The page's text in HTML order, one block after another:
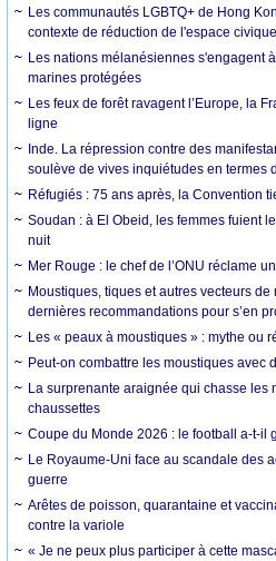
Les communautés LGBTQ+ de Hong
contexte de réduction de l'espace civique
Les nations mélanésiennes s'engagent
marines protégées
Les feux de forêt ravagent l’Europe, la
ligne
Inde. La répression contre des
soulève de vives inquiétudes en termes
Réfugiés : 75 ans après, la Convention
Soudan : à El Obeid, les femmes fuient
nuit
Mer Rouge : le chef de l’ONU réclame
Moustiques, tiques et autres vecteurs
dernières recommandations pour s’en
Les « peaux à moustiques » : mythe ou
Peut-on combattre les moustiques avec
La surprenante araignée qui chasse les
chaussettes
Coupe du Monde 2026 : le football a-t-il
Le Royaume-Uni face au scandale des
guerre
Arêtes de poisson, quarantaine et
contre la variole
« Je ne peux plus participer à cette